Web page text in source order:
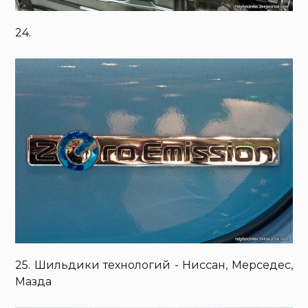
24.
25. Шильдики технологий - Ниссан, Мерседес,
Мазда